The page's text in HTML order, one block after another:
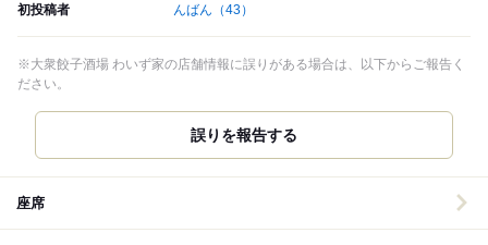
初投稿者 んばん （43）
※大衆餃子酒場 わいず家の店舗情報に誤りがある場合は、以下からご報告く
ださい。
誤りを報告する
座席